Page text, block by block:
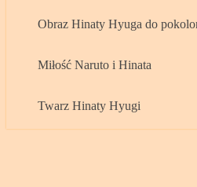
Obraz Hinaty Hyuga do
Miłość Naruto i Hinata
Twarz Hinaty Hyugi